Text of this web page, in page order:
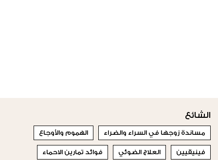
الشائع
مساندة زوجها في السراء والضراء الهموم والأوجاع
فينيقيين العلاج الضوئي فوائد تمارين الاحماء